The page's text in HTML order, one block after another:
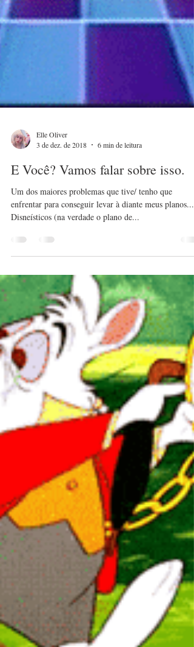
3 de dez. de 2018
6 min de leitura
E Você? Vamos falar sobre isso.
Um dos maiores problemas que tive/ tenho que
enfrentar para conseguir levar à diante meus planos...
Disneísticos (na verdade o plano de...